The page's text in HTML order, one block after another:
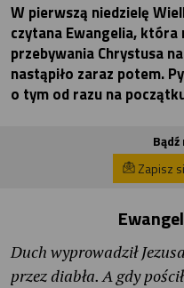
W pierwszą niedzielę
czytana Ewangelia,
przebywania Chrystusa
nastąpiło zaraz potem.
o tym od razu na
Zapisz
Duch wyprowadził
przez diabła. A gdy